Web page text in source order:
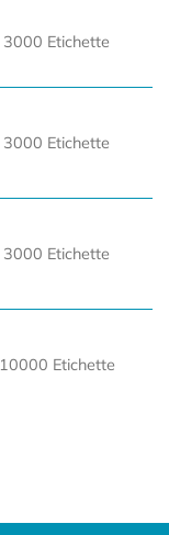
3000 Etichette
3000 Etichette
3000 Etichette
10000 Etichette